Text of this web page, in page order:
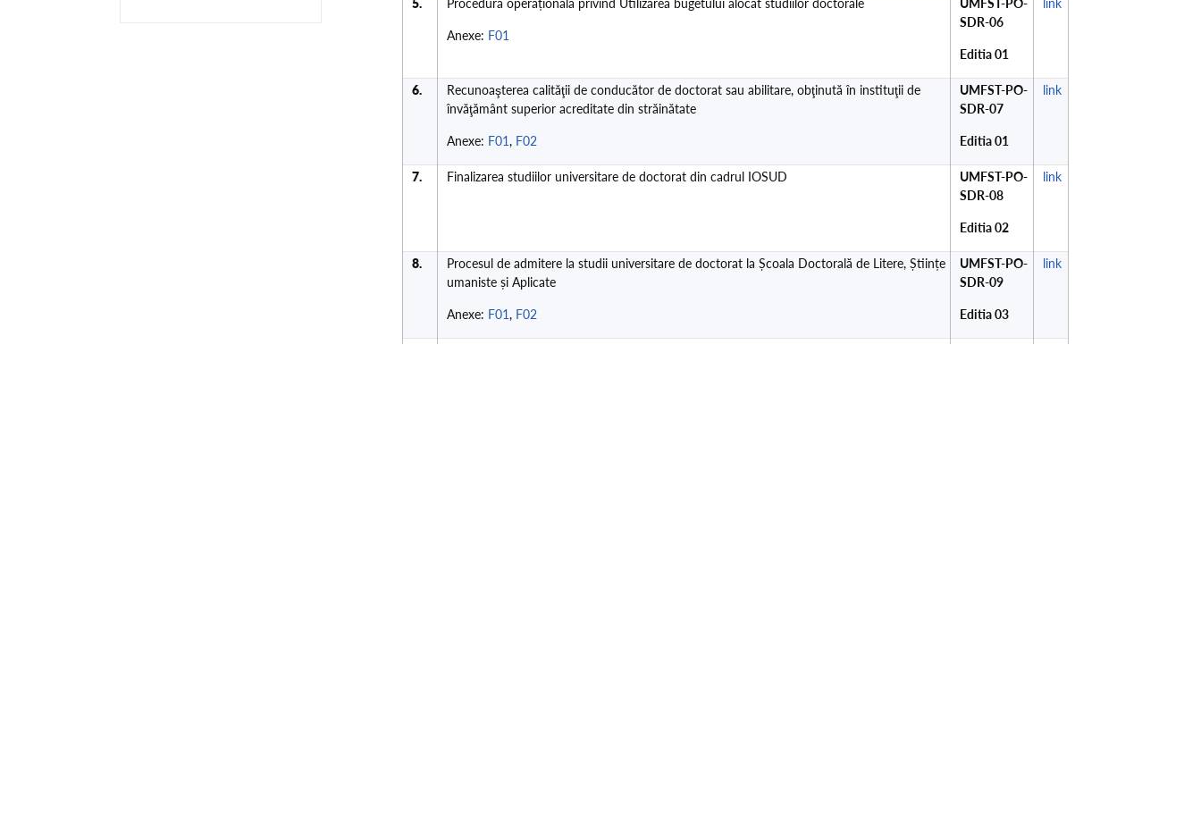
Anexe: F01
SDR-06
Editia 01
6.
Recunoaşterea calităţii de conducător de doctorat sau abilitare, obţinută în instituţii de
învăţământ superior acreditate din străinătate
Anexe: F01, F02
UMFST-PO-
SDR-07
Editia 01
link
7. Finalizarea studiilor universitare de doctorat din cadrul IOSUD
UMFST-PO-
SDR-08
Editia 02
link
8.
Procesul de admitere la studii universitare de doctorat la Școala Doctorală de Litere, Științe
umaniste și Aplicate
Anexe: F01, F02
UMFST-PO-
SDR-09
Editia 03
link